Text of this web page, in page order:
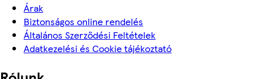
Árak
Biztonságos online rendelés
Általános Szerződési Feltételek
Adatkezelési és Cookie tájékoztató